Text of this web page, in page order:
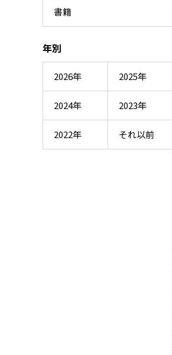
書籍
年別
2026年 2025年
2024年 2023年
2022年 それ以前